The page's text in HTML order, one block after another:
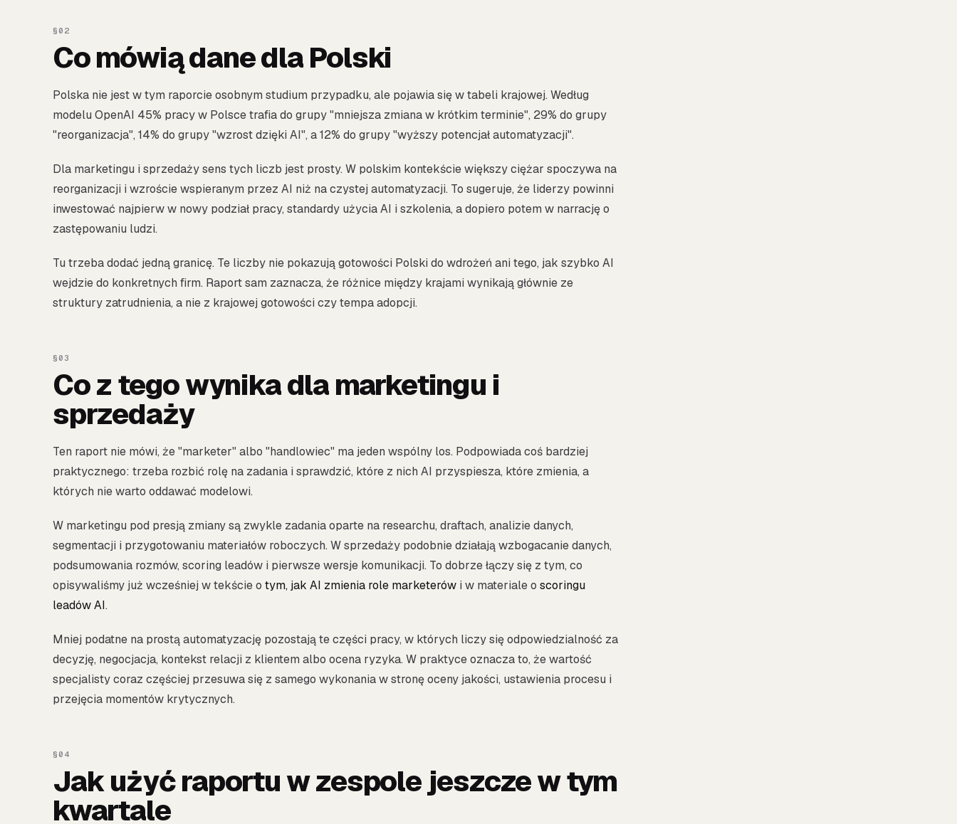
Co mówią dane dla Polski
Polska nie jest w tym raporcie osobnym studium przypadku, ale pojawia się w tabeli krajowej. Według
modelu OpenAI 45% pracy w Polsce trafia do grupy "mniejsza zmiana w krótkim terminie", 29% do grupy
"reorganizacja", 14% do grupy "wzrost dzięki AI", a 12% do grupy "wyższy potencjał automatyzacji".
Dla marketingu i sprzedaży sens tych liczb jest prosty. W polskim kontekście większy ciężar spoczywa na
reorganizacji i wzroście wspieranym przez AI niż na czystej automatyzacji. To sugeruje, że liderzy powinni
inwestować najpierw w nowy podział pracy, standardy użycia AI i szkolenia, a dopiero potem w narrację o
zastępowaniu ludzi.
Tu trzeba dodać jedną granicę. Te liczby nie pokazują gotowości Polski do wdrożeń ani tego, jak szybko AI
wejdzie do konkretnych firm. Raport sam zaznacza, że różnice między krajami wynikają głównie ze
struktury zatrudnienia, a nie z krajowej gotowości czy tempa adopcji.
Co z tego wynika dla marketingu i
sprzedaży
Ten raport nie mówi, że "marketer" albo "handlowiec" ma jeden wspólny los. Podpowiada coś bardziej
praktycznego: trzeba rozbić rolę na zadania i sprawdzić, które z nich AI przyspiesza, które zmienia, a
których nie warto oddawać modelowi.
W marketingu pod presją zmiany są zwykle zadania oparte na researchu, draftach, analizie danych,
segmentacji i przygotowaniu materiałów roboczych. W sprzedaży podobnie działają wzbogacanie danych,
podsumowania rozmów, scoring leadów i pierwsze wersje komunikacji. To dobrze łączy się z tym, co
opisywaliśmy już wcześniej w tekście o tym, jak AI zmienia role marketerów i w materiale o scoringu
leadów AI.
Mniej podatne na prostą automatyzację pozostają te części pracy, w których liczy się odpowiedzialność za
decyzję, negocjacja, kontekst relacji z klientem albo ocena ryzyka. W praktyce oznacza to, że wartość
specjalisty coraz częściej przesuwa się z samego wykonania w stronę oceny jakości, ustawienia procesu i
przejęcia momentów krytycznych.
Jak użyć raportu w zespole jeszcze w tym
kwartale